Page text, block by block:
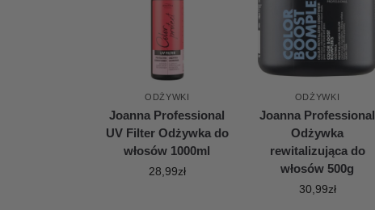
ODŻYWKI
Joanna Professional
UV Filter Odżywka do
włosów 1000ml
28,99zł
ODŻYWKI
Joanna Professional
Odżywka
rewitalizująca do
włosów 500g
30,99zł